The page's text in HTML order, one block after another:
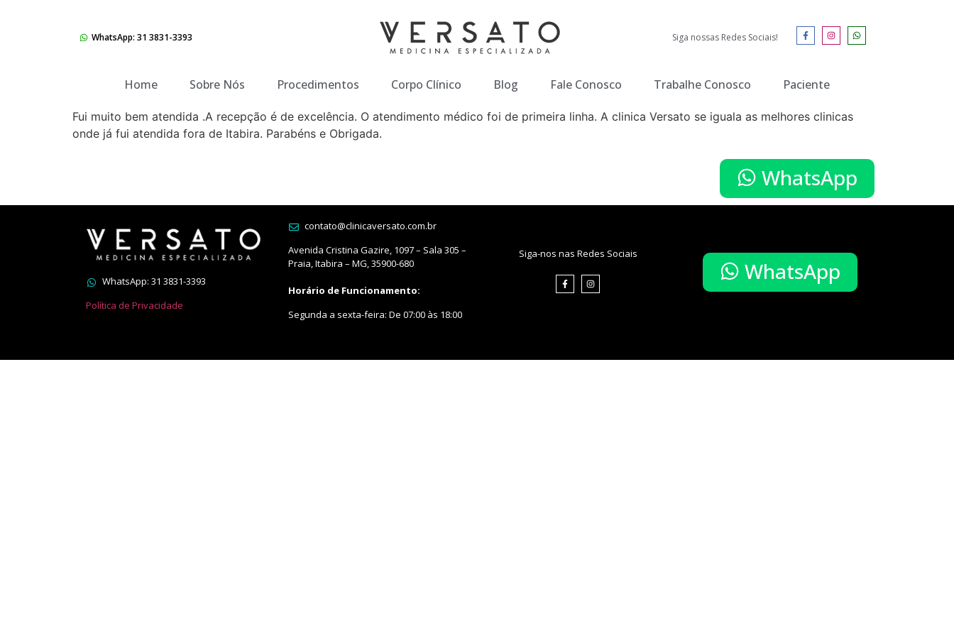
WhatsApp: 31 3831-3393 Siga nossas Redes Sociais!
Home Sobre Nós Procedimentos Corpo Clínico Blog Fale Conosco Trabalhe Conosco Paciente
Fui muito bem atendida .A recepção é de excelência. O atendimento médico foi de primeira linha. A clinica Versato se iguala as melhores clinicas
onde já fui atendida fora de Itabira. Parabéns e Obrigada.
WhatsApp
WhatsApp: 31 3831-3393
Política de Privacidade
contato@clinicaversato.com.br
Avenida Cristina Gazire, 1097 – Sala 305 –
Praia, Itabira – MG, 35900-680
Horário de Funcionamento:
Segunda a sexta-feira: De 07:00 às 18:00
Siga-nos nas Redes Sociais
WhatsApp